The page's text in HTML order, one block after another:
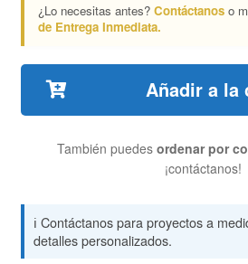
¿Lo necesitas antes? Contáctanoso
de Entrega Inmediata.
Añadir a la
También puedes ordenar por
¡contáctanos!
ℹ️ Contáctanos para proyectos a
detalles personalizados.